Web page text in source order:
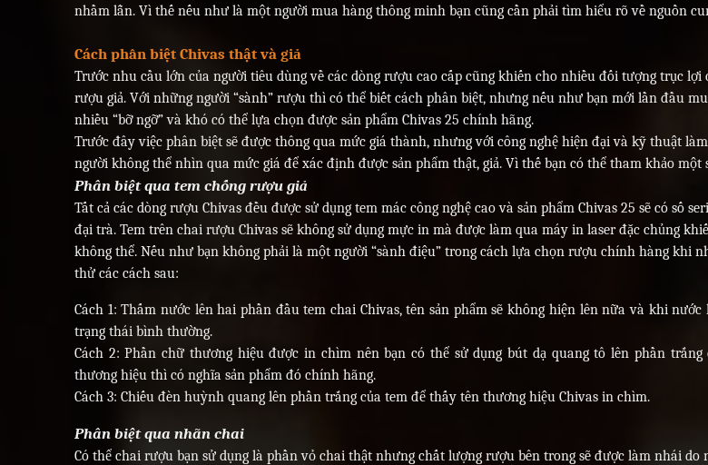
nhầm lẫn. Vì thế nếu như là một người mua hàng thông minh bạn cũng cần phải tìm hiểu rõ về nguồn
Cách phân biệt Chivas thật và giả
Trước nhu cầu lớn của người tiêu dùng về các dòng rượu cao cấp cũng khiến cho nhiều đối tượng trục
rượu giả. Với những người “sành” rượu thì có thể biết cách phân biệt, nhưng nếu như bạn mới lần đầu
nhiều “bỡ ngỡ” và khó có thể lựa chọn được sản phẩm Chivas 25 chính hãng.
Trước đây việc phân biệt sẽ được thông qua mức giá thành, nhưng với công nghệ hiện đại và kỹ thuật
người không thể nhìn qua mức giá để xác định được sản phẩm thật, giả. Vì thế bạn có thể tham khảo một
Phân biệt qua tem chống rượu giả
Tất cả các dòng rượu Chivas đều được sử dụng tem mác công nghệ cao và sản phẩm Chivas 25 sẽ có số
đại trà. Tem trên chai rượu Chivas sẽ không sử dụng mực in mà được làm qua máy in laser đặc chủng
không thể. Nếu như bạn không phải là một người “sành điệu” trong cách lựa chọn rượu chính hàng khi
thử các cách sau:
Cách 1: Thấm nước lên hai phần đầu tem chai Chivas, tên sản phẩm sẽ không hiện lên nữa và khi nước
trạng thái bình thường.
Cách 2: Phần chữ thương hiệu được in chìm nên bạn có thể sử dụng bút dạ quang tô lên phần
thương hiệu thì có nghĩa sản phẩm đó chính hãng.
Cách 3: Chiếu đèn huỳnh quang lên phần trắng của tem để thấy tên thương hiệu Chivas in chìm.
Phân biệt qua nhãn chai
Có thể chai rượu bạn sử dụng là phần vỏ chai thật nhưng chất lượng rượu bên trong sẽ được làm nhái